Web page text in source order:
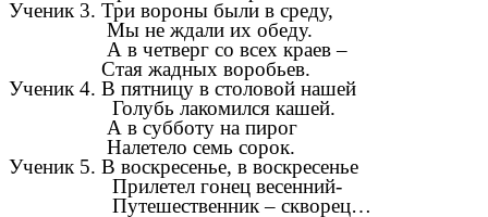
Ученик 3. Три вороны были в среду,
Мы не ждали их обеду.
А в четверг со всех краев –
Стая жадных воробьев.
Ученик 4. В пятницу в столовой нашей
Голубь лакомился кашей.
А в субботу на пирог
Налетело семь сорок.
Ученик 5. В воскресенье, в воскресенье
Прилетел гонец весенний-
Путешественник – скворец…